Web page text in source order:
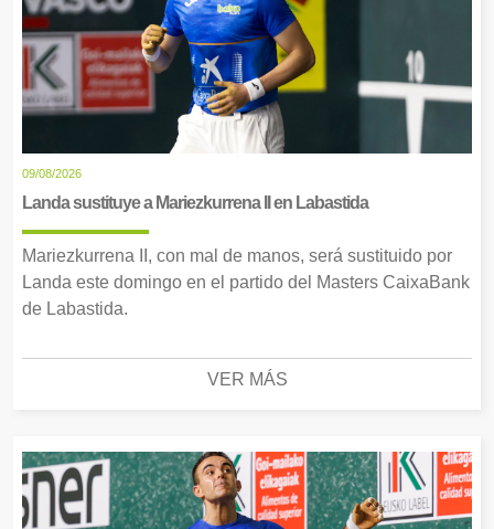
09/08/2026
Landa sustituye a Mariezkurrena II en Labastida
Mariezkurrena II, con mal de manos, será sustituido por
Landa este domingo en el partido del Masters CaixaBank
de Labastida.
VER MÁS